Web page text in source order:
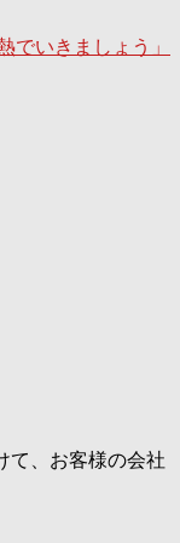
幸のブ
ょう」
て、お客様の会社